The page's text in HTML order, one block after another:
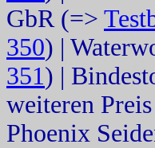
GbR (=>
350) |
351) |
weiteren
Phoenix